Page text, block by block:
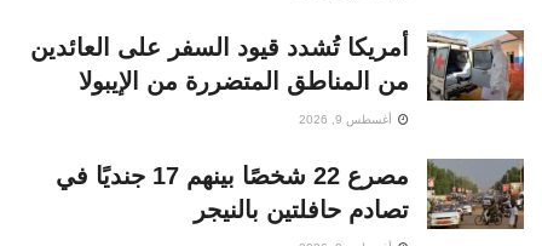
أمريكا تُشدد قيود السفر على العائدين
من المناطق المتضررة من الإيبولا
أغسطس 9, 2026
مصرع 22 شخصًا بينهم 17 جنديًا في
تصادم حافلتين بالنيجر